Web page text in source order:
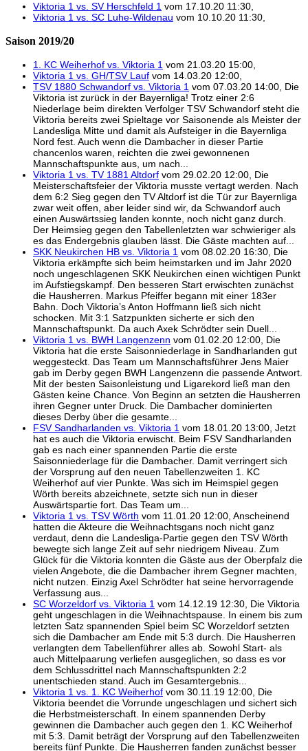
Viktoria 1 vs. SV Herschfeld 1 vom 17.10.20 11:30,
Viktoria 1 vs. SC Luhe-Wildenau vom 10.10.20 11:30,
Saison 2019/20
1. KC Weiherhof vs. Viktoria 1 vom 21.03.20 15:00,
Viktoria 1 vs. GH/TSV Lauf vom 14.03.20 12:00,
TSV 1880 Schwandorf vs. Viktoria 1 vom 07.03.20 14:00, Die
Viktoria ist zurück in der Bayernliga! Trotz einer 2:6
Niederlage beim direkten Verfolger TSV Schwandorf steht die
Viktoria bereits zwei Spieltage vor Saisonende als Meister der
Landesliga Mitte und damit als Aufsteiger in die Bayernliga
Nord fest. Auch wenn die Dambacher in dieser Partie
chancenlos waren, reichten die zwei gewonnenen
Mannschaftspunkte aus, um nach...
Viktoria 1 vs. TV 1881 Altdorf vom 29.02.20 12:00, Die
Meisterschaftsfeier der Viktoria musste vertagt werden. Nach
dem 6:2 Sieg gegen den TV Altdorf ist die Tür zur Bayernliga
zwar weit offen, aber leider sind wir, da Schwandorf auch
einen Auswärtssieg landen konnte, noch nicht ganz durch.
Der Heimsieg gegen den Tabellenletzten war schwieriger als
es das Endergebnis glauben lässt. Die Gäste machten auf...
SKK Neukirchen HB vs. Viktoria 1 vom 08.02.20 16:30, Die
Viktoria erkämpfte sich beim heimstarken und im Jahr 2020
noch ungeschlagenen SKK Neukirchen einen wichtigen Punkt
im Aufstiegskampf. Den besseren Start erwischten zunächst
die Hausherren. Markus Pfeiffer begann mit einer 183er
Bahn. Doch Viktoria’s Anton Hoffmann ließ sich nicht
schocken. Mit 3:1 Satzpunkten sicherte er sich den
Mannschaftspunkt. Da auch Axek Schrödter sein Duell...
Viktoria 1 vs. BWH Langenzenn vom 01.02.20 12:00, Die
Viktoria hat die erste Saisonniederlage in Sandharlanden gut
weggesteckt. Das Team um Mannschaftsführer Jens Maier
gab im Derby gegen BWH Langenzenn die passende Antwort.
Mit der besten Saisonleistung und Ligarekord ließ man den
Gästen keine Chance. Von Beginn an setzten die Hausherren
ihren Gegner unter Druck. Die Dambacher dominierten
dieses Derby über die gesamte...
FSV Sandharlanden vs. Viktoria 1 vom 18.01.20 13:00, Jetzt
hat es auch die Viktoria erwischt. Beim FSV Sandharlanden
gab es nach einer spannenden Partie die erste
Saisonniederlage für die Dambacher. Damit verringert sich
der Vorsprung auf den neuen Tabellenzweiten 1. KC
Weiherhof auf vier Punkte. Was sich im Heimspiel gegen
Wörth bereits abzeichnete, setzte sich nun in dieser
Auswärtspartie fort. Das Team um...
Viktoria 1 vs. TSV Wörth vom 11.01.20 12:00, Anscheinend
hatten die Akteure die Weihnachtsgans noch nicht ganz
verdaut, denn die Landesliga-Partie gegen den TSV Wörth
bewegte sich lange Zeit auf sehr niedrigem Niveau. Zum
Glück für die Viktoria konnten die Gäste aus der Oberpfalz die
vielen Angebote, die die Dambacher ihrem Gegner machten,
nicht nutzen. Einzig Axel Schrödter hat seine hervorragende
Verfassung aus...
SC Worzeldorf vs. Viktoria 1 vom 14.12.19 12:30, Die Viktoria
geht ungeschlagen in die Weihnachtspause. In einem bis zum
letzten Satz spannenden Spiel beim SC Worzeldorf setzten
sich die Dambacher am Ende mit 5:3 durch. Die Hausherren
verlangten dem Tabellenführer alles ab. Sowohl Start- als
auch Mittelpaarung verliefen ausgeglichen, so dass es vor
dem Schlussdrittel nach Mannschaftspunkten 2:2
unentschieden stand. Auch im Gesamtergebnis...
Viktoria 1 vs. 1. KC Weiherhof vom 30.11.19 12:00, Die
Viktoria beendet die Vorrunde ungeschlagen und sichert sich
die Herbstmeisterschaft. In einem spannenden Derby
gewinnen die Dambacher auch gegen den 1. KC Weiherhof
mit 5:3. Damit beträgt der Vorsprung auf den Tabellenzweiten
bereits fünf Punkte. Die Hausherren fanden zunächst besser